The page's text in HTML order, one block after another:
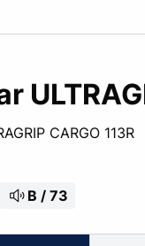
& Maskiner
CARGO 113R
B / 73